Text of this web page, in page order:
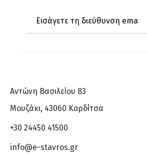
Αντώνη Βασιλείου 83
Μουζάκι, 43060 Καρδίτσα
+30 24450 41500
info@e-stavros.gr